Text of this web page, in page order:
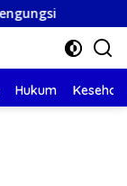
Tak Terima
Hukum